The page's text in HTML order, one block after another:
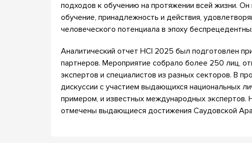
подходов к обучению на протяжении всей жизни.
обучение, принадлежность и действия,
человеческого потенциала в эпоху
Аналитический отчет HCI 2025 был подготовлен
партнеров. Мероприятие собрало более 250 лиц,
экспертов и специалистов из разных секторов. В
дискуссии с участием выдающихся национальных
примером, и известных международных экспертов.
отмечены выдающиеся достижения Саудовской